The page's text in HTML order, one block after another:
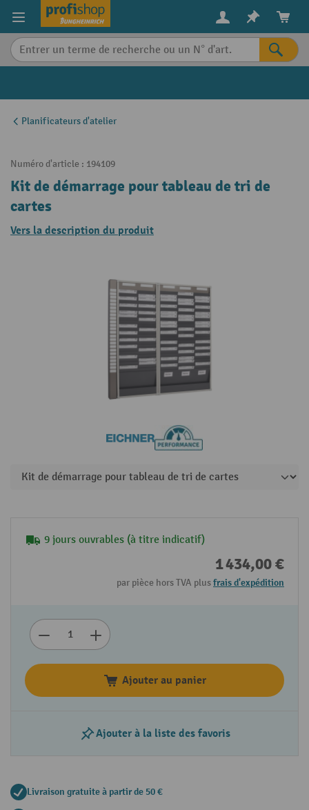
content
Planificateurs d'atelier
Numéro d'article : 194109
Kit de démarrage pour tableau de tri de
cartes
Vers la description du produit
9 jours ouvrables (à titre indicatif)
1 434,00 €
par pièce hors TVA plusfrais d'expédition
Ajouter au panier
Ajouter à la liste des favoris
Livraison gratuite à partir de 50 €